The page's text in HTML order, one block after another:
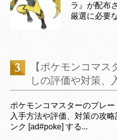
ラ』が配布
厳選に必要
【ポケモンコマ
しの評価や対策、
ポケモンコマスターのプレ
入手方法や評価、対策の攻
ンク [ad#poke] する...